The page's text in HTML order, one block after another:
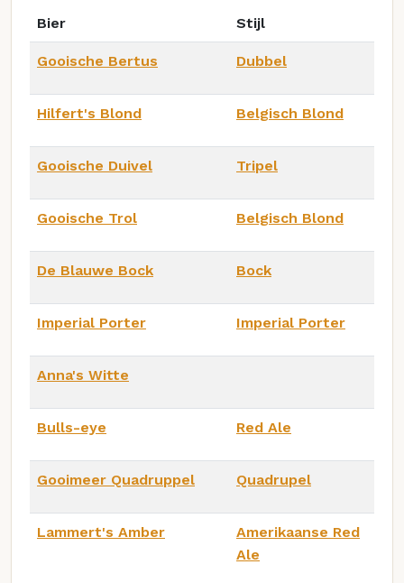
Bier Stijl
Gooische Bertus Dubbel
Hilfert's Blond Belgisch Blond
Gooische Duivel Tripel
Gooische Trol Belgisch Blond
De Blauwe Bock Bock
Imperial Porter Imperial Porter
Anna's Witte
Bulls-eye Red Ale
Gooimeer Quadruppel Quadrupel
Lammert's Amber
Amerikaanse Red
Ale